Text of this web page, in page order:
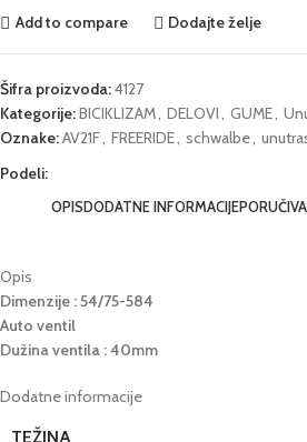
Add to compare Dodajte želje
Šifra proizvoda:4127
Kategorije:BICIKLIZAM DELOVI GUME
Oznake:AV21F FREERIDE schwalbe
Podeli:
OPISDODATNE INFORMACIJE
Opis
Dimenzije : 54/75-584
Auto ventil
Dužina ventila : 40mm
Dodatne informacije
TEŽINA